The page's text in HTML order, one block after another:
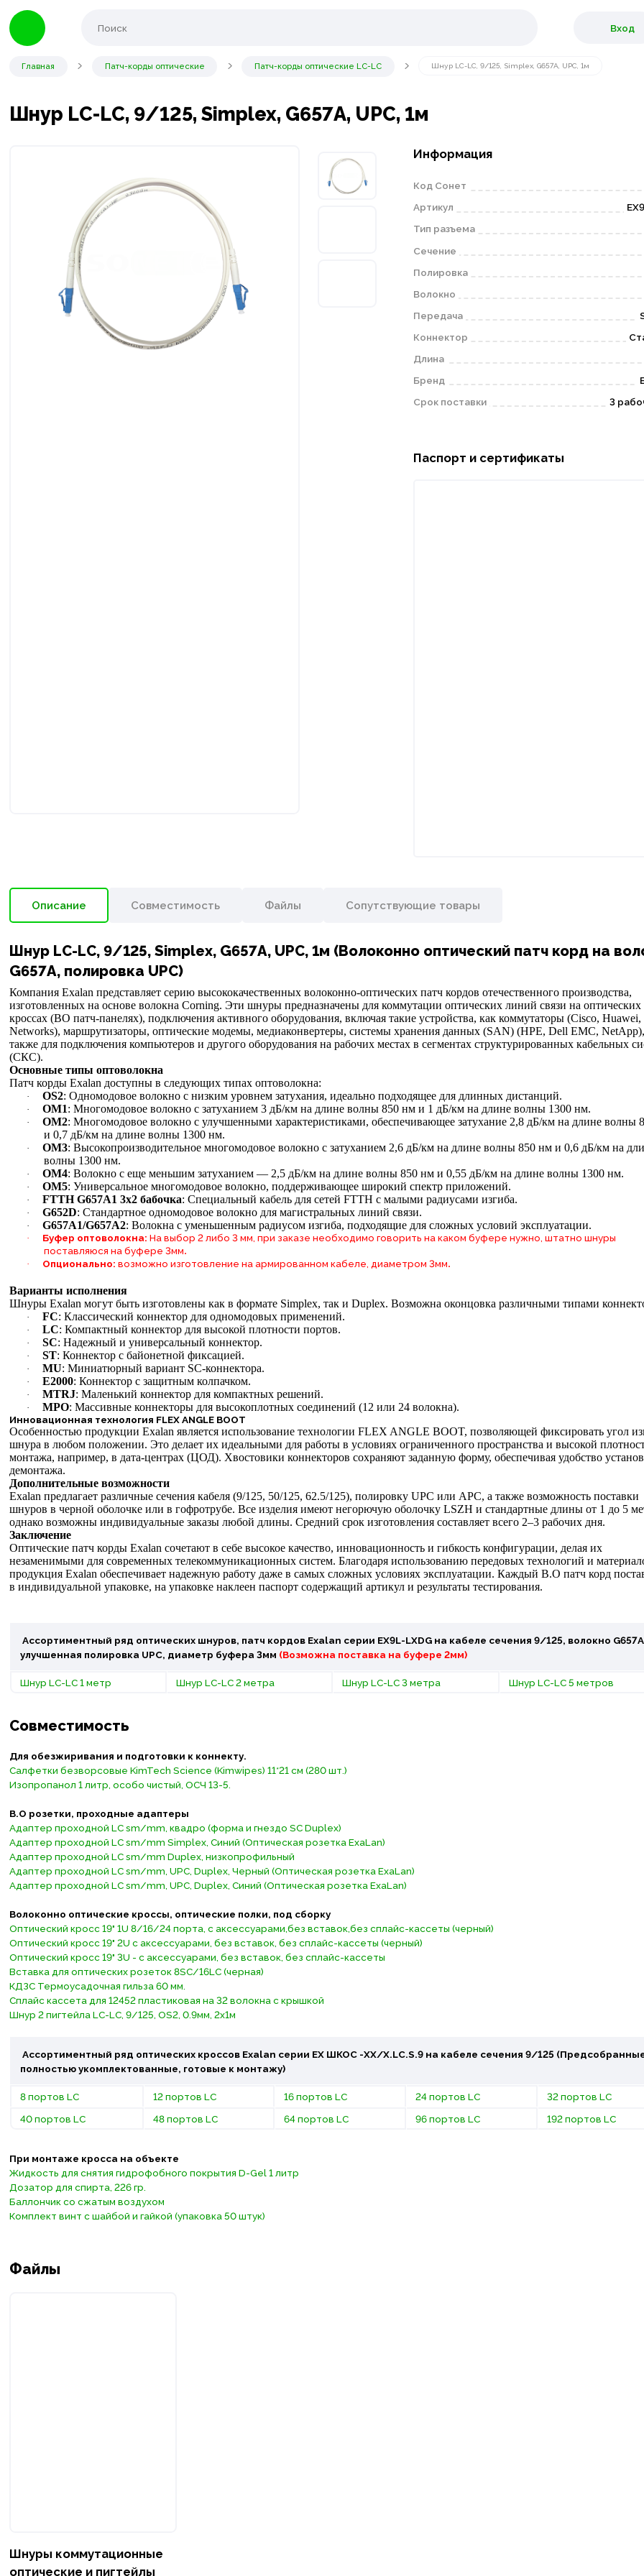
Вход
Главная Патч-корды оптические Патч-корды оптические LC-LC Шнур LC-LC, 9/125, Simplex, G657A, UPC, 1м
Шнур LC-LC, 9/125, Simplex, G657A, UPC, 1м
Информация
Код Сонет
Артикул
Тип разъема
Сечение
Полировка
Волокно
Передача
Коннектор
Длина
Бренд
Срок поставки
3
Паспорт и сертификаты
Описание Совместимость Файлы Сопутствующие товары
Шнур LC-LC, 9/125, Simplex, G657A, UPC, 1м (Волоконно оптический патч корд на
G657A, полировка UPC)
Компания Exalan представляет серию высококачественных волоконно-оптических патч кордов отечественного производства,
изготовленных на основе волокна Corning. Эти шнуры предназначены для коммутации оптических линий связи на оптических
кроссах (ВО патч-панелях), подключения активного оборудования, включая такие устройства, как коммутаторы (Cisco, Huawei,
Networks), маршрутизаторы, оптические модемы, медиаконвертеры, системы хранения данных (SAN) (HPE, Dell EMC,
также для подключения компьютеров и другого оборудования на рабочих местах в сегментах структурированных кабельных
(СКС).
Основные типы оптоволокна
Патч корды Exalan доступны в следующих типах оптоволокна:
· OS2: Одномодовое волокно с низким уровнем затухания, идеально подходящее для длинных дистанций.
· OM1: Многомодовое волокно с затуханием 3 дБ/км на длине волны 850 нм и 1 дБ/км на длине волны 1300 нм.
· OM2: Многомодовое волокно с улучшенными характеристиками, обеспечивающее затухание 2,8 дБ/км на длине волны
и 0,7 дБ/км на длине волны 1300 нм.
· OM3: Высокопроизводительное многомодовое волокно с затуханием 2,6 дБ/км на длине волны 850 нм и 0,6 дБ/км на
волны 1300 нм.
· OM4: Волокно с еще меньшим затуханием — 2,5 дБ/км на длине волны 850 нм и 0,55 дБ/км на длине волны 1300 нм.
· OM5: Универсальное многомодовое волокно, поддерживающее широкий спектр приложений.
· FTTH G657A1 3х2 бабочка: Специальный кабель для сетей FTTH с малыми радиусами изгиба.
· G652D: Стандартное одномодовое волокно для магистральных линий связи.
· G657A1/G657A2: Волокна с уменьшенным радиусом изгиба, подходящие для сложных условий эксплуатации.
· Буфер оптоволокна: На выбор 2 либо 3 мм, при заказе необходимо говорить на каком буфере нужно, штатно шнуры
поставляюся на буфере 3мм.
· Опционально: возможно изготовление на армированном кабеле, диаметром 3мм.
Варианты исполнения
Шнуры Exalan могут быть изготовлены как в формате Simplex, так и Duplex. Возможна оконцовка различными типами
· FC: Классический коннектор для одномодовых применений.
· LC: Компактный коннектор для высокой плотности портов.
· SC: Надежный и универсальный коннектор.
· ST: Коннектор с байонетной фиксацией.
· MU: Миниатюрный вариант SC-коннектора.
· E2000: Коннектор с защитным колпачком.
· MTRJ: Маленький коннектор для компактных решений.
· MPO: Массивные коннекторы для высокоплотных соединений (12 или 24 волокна).
Инновационная технология FLEX ANGLE BOOT
Особенностью продукции Exalan является использование технологии FLEX ANGLE BOOT, позволяющей фиксировать угол
шнура в любом положении. Это делает их идеальными для работы в условиях ограниченного пространства и высокой
монтажа, например, в дата-центрах (ЦОД). Хвостовики коннекторов сохраняют заданную форму, обеспечивая удобство
демонтажа.
Дополнительные возможности
Exalan предлагает различные сечения кабеля (9/125, 50/125, 62.5/125), полировку UPC или APC, а также возможность поставки
шнуров в черной оболочке или в гофротрубе. Все изделия имеют негорючую оболочку LSZH и стандартные длины от 1 до 5
однако возможны индивидуальные заказы любой длины. Средний срок изготовления составляет всего 2–3 рабочих дня.
Заключение
Оптические патч корды Exalan сочетают в себе высокое качество, инновационность и гибкость конфигурации, делая их
незаменимыми для современных телекоммуникационных систем. Благодаря использованию передовых технологий и
продукция Exalan обеспечивает надежную работу даже в самых сложных условиях эксплуатации. Каждый В.О патч корд
в индивидуальной упаковке, на упаковке наклеен паспорт содержащий артикул и результаты тестирования.
Ассортиментный ряд оптических шнуров, патч кордов Exalan серии EX9L-LXDG на кабеле сечения 9/125, волокно
улучшенная полировка UPC, диаметр буфера 3мм (Возможна поставка на буфере 2мм)
Шнур LC-LC 1 метр Шнур LC-LC 2 метра Шнур LC-LC 3 метра Шнур LC-LC 5 метров
Совместимость
Для обезжиривания и подготовки к коннекту.
Салфетки безворсовые KimTech Science (Kimwipes) 11*21 см (280 шт.)
Изопропанол 1 литр, особо чистый, ОСЧ 13-5.
В.О розетки, проходные адаптеры
Адаптер проходной LС sm/mm, квадро (форма и гнездо SC Duplex)
Адаптер проходной LC sm/mm Simplex, Синий (Оптическая розетка ExaLan)
Адаптер проходной LC sm/mm Duplex, низкопрофильный
Адаптер проходной LC sm/mm, UPC, Duplex, Черный (Оптическая розетка ExaLan)
Адаптер проходной LC sm/mm, UPC, Duplex, Синий (Оптическая розетка ExaLan)
Волоконно оптические кроссы, оптические полки, под сборку
Оптический кросс 19" 1U 8/16/24 порта, с аксессуарами,без вставок,без сплайс-кассеты (черный)
Оптический кросс 19" 2U с аксессуарами, без вставок, без сплайс-кассеты (черный)
Оптический кросс 19" 3U - с аксессуарами, без вставок, без сплайс-кассеты
Вставка для оптических розеток 8SC/16LC (черная)
КДЗС Термоусадочная гильза 60 мм.
Сплайс кассета для 12452 пластиковая на 32 волокна с крышкой
Шнур 2 пигтейла LC-LC, 9/125, OS2, 0.9мм, 2x1м
Ассортиментный ряд оптических кроссов Exalan серии ЕХ ШКОС -ХХ/Х.LC.S.9 на кабеле сечения 9/125
полностью укомплектованные, готовые к монтажу)
8 портов LC 12 портов LC 16 портов LC 24 портов LC
32 портов LC
40 портов LC
48 портов LC 64 портов LC 96 портов LC 192 портов LC
При монтаже кросса на объекте
Жидкость для снятия гидрофобного покрытия D-Gel 1 литр
Дозатор для спирта, 226 гр.
Баллончик со сжатым воздухом
Комплект винт с шайбой и гайкой (упаковка 50 штук)
Файлы
Шнуры коммутационные
оптические и пигтейлы